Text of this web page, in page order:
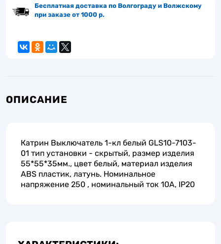
Бесплатная доставка по Волгограду и Волжскому
при заказе от 1000 р.
ОПИСАНИЕ
Катрин Выключатель 1-кл белый GLS10-7103-
01 тип установки - скрытый, размер изделия
55*55*35мм., цвет белый, материал изделия
ABS пластик, латунь. Номинальное
напряжение 250 , номинальный ток 10А, IP20